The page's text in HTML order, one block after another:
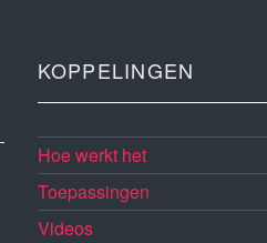
KOPPELINGEN
Hoe werkt het
Toepassingen
Videos